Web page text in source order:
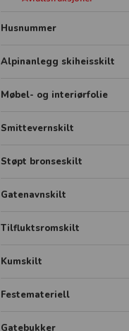
Husnummer
Alpinanlegg skiheisskilt
Møbel- og interiørfolie
Smittevernskilt
Skilt
Rollup
FHI plakater
Støpt bronseskilt
Gatenavnskilt
Gatenavn refleks aluminium
Tilfluktsromskilt
Kumskilt
Festemateriell
Gatebukker